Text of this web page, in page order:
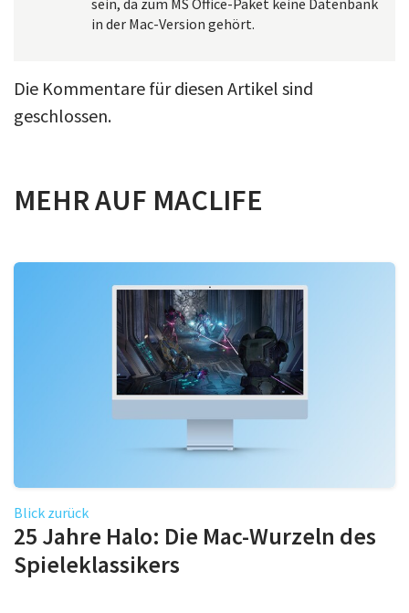
sein, da zum MS Office-Paket keine Datenbank
in der Mac-Version gehört.
Die Kommentare für diesen Artikel sind
geschlossen.
MEHR AUF MACLIFE
Blick zurück
25 Jahre Halo: Die Mac-Wurzeln des
Spieleklassikers